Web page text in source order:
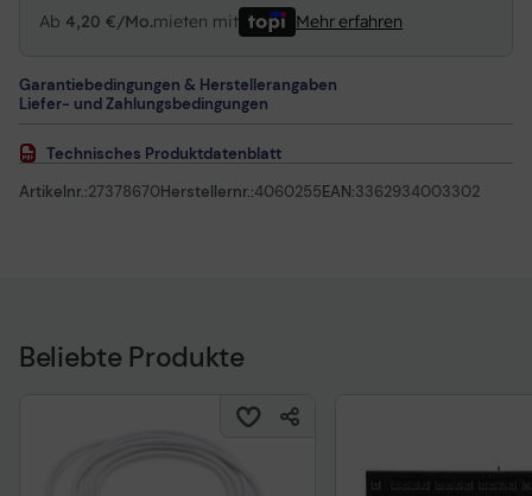
Ab 4,20 €/Mo.mieten mit Mehr erfahren
Garantiebedingungen & Herstellerangaben
Liefer- und Zahlungsbedingungen
Technisches Produktdatenblatt
Artikelnr.:27378670Herstellernr.:4060255EAN:3362934003302
Beliebte Produkte